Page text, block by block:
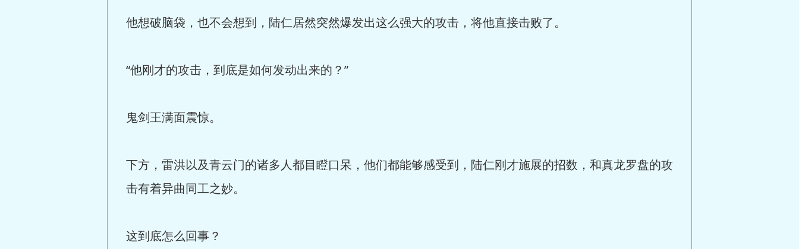
他想破脑袋，也不会想到，陆仁居然突然爆发出这么强大的攻击，将他直接击败了。
“他刚才的攻击，到底是如何发动出来的？”
鬼剑王满面震惊。
下方，雷洪以及青云门的诸多人都目瞪口呆，他们都能够感受到，陆仁刚才施展的招数，和真龙罗盘的攻
击有着异曲同工之妙。
这到底怎么回事？